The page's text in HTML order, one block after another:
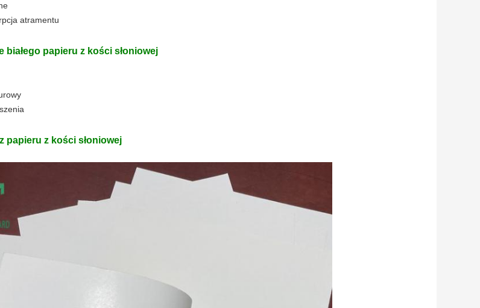
atramentu
białego papieru z kości słoniowej
papieru z kości słoniowej